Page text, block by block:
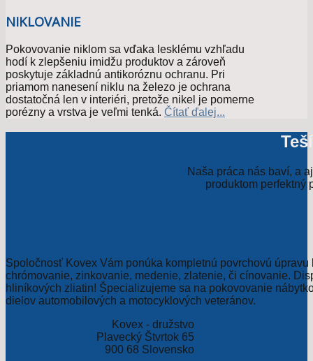
NIKLOVANIE
Pokovovanie niklom sa vďaka lesklému vzhľadu
hodí k zlepšeniu imidžu produktov a zároveň
poskytuje základnú antikoróznu ochranu. Pri
priamom nanesení niklu na železo je ochrana
dostatočná len v interiéri, pretože nikel je pomerne
porézny a vrstva je veľmi tenká. Čítať ďalej...
Naša práca nás baví, a
produktom perfektný
Spoločnosť Kovex Vám ponúka kompletnú povrchovú
chrómovanie, zinkovanie, medenie, zlatenie, či cínovanie.
hliníkových zliatin! Špecializujeme sa na pokovovanie
dielov automobilových a motocyklových veteránov.
Kovex - družstvo
Plavecký Štvrtok 65
900 68 Slovensko